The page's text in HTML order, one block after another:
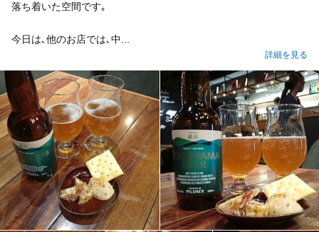
落ち着いた空間です｡
今日は､他のお店では､中...
詳細を見る